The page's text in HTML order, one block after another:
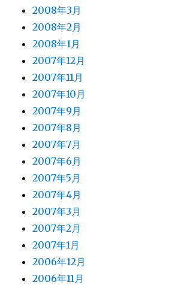
2008年3月
2008年2月
2008年1月
2007年12月
2007年11月
2007年10月
2007年9月
2007年8月
2007年7月
2007年6月
2007年5月
2007年4月
2007年3月
2007年2月
2007年1月
2006年12月
2006年11月